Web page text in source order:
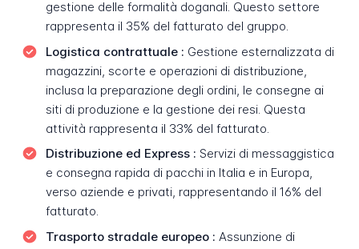
gestione delle formalità doganali. Questo settore
rappresenta il 35% del fatturato del gruppo.
Logistica contrattuale : Gestione esternalizzata di
magazzini, scorte e operazioni di distribuzione,
inclusa la preparazione degli ordini, le consegne ai
siti di produzione e la gestione dei resi. Questa
attività rappresenta il 33% del fatturato.
Distribuzione ed Express : Servizi di messaggistica
e consegna rapida di pacchi in Italia e in Europa,
verso aziende e privati, rappresentando il 16% del
fatturato.
Trasporto stradale europeo : Assunzione di